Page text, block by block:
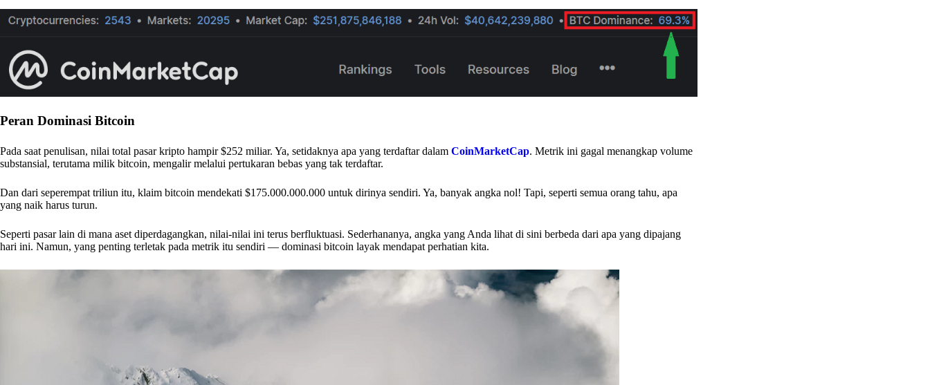
Peran Dominasi Bitcoin
Pada saat penulisan, nilai total pasar kripto hampir $252 miliar. Ya, setidaknya apa yang terdaftar dalam CoinMarketCap. Metrik ini gagal menangkap volume
substansial, terutama milik bitcoin, mengalir melalui pertukaran bebas yang tak terdaftar.
Dan dari seperempat triliun itu, klaim bitcoin mendekati $175.000.000.000 untuk dirinya sendiri. Ya, banyak angka nol! Tapi, seperti semua orang tahu, apa
yang naik harus turun.
Seperti pasar lain di mana aset diperdagangkan, nilai-nilai ini terus berfluktuasi. Sederhananya, angka yang Anda lihat di sini berbeda dari apa yang dipajang
hari ini. Namun, yang penting terletak pada metrik itu sendiri — dominasi bitcoin layak mendapat perhatian kita.